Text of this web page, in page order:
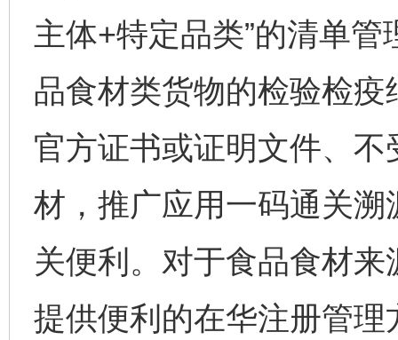
主体+特定品类”的清单
品食材类货物的检验检
官方证书或证明文件、
材，推广应用一码通关溯
关便利。对于食品食材
提供便利的在华注册管理